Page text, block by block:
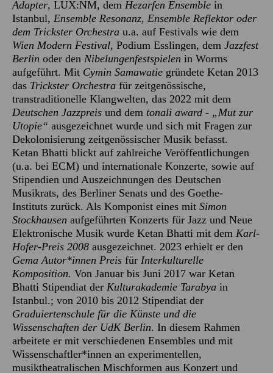
Adapter, LUX:NM, dem Hezarfen Ensemble in
Istanbul, Ensemble Resonanz, Ensemble Reflektor oder
dem Trickster Orchestra u.a. auf Festivals wie dem
Wien Modern Festival, Podium Esslingen, dem Jazzfest
Berlin oder den Nibelungenfestspielen in Worms
aufgeführt. Mit Cymin Samawatie gründete Ketan 2013
das Trickster Orchestra für zeitgenössische,
transtraditionelle Klangwelten, das 2022 mit dem
Deutschen Jazzpreis und dem tonali award - „Mut zur
Utopie“ ausgezeichnet wurde und sich mit Fragen zur
Dekolonisierung zeitgenössischer Musik befasst.
Ketan Bhatti blickt auf zahlreiche Veröffentlichungen
(u.a. bei ECM) und internationale Konzerte, sowie auf
Stipendien und Auszeichnungen des Deutschen
Musikrats, des Berliner Senats und des Goethe-
Instituts zurück. Als Komponist eines mit Simon
Stockhausen aufgeführten Konzerts für Jazz und Neue
Elektronische Musik wurde Ketan Bhatti mit dem Karl-
Hofer-Preis 2008 ausgezeichnet. 2023 erhielt er den
Gema Autor*innen Preis für Interkulturelle
Komposition. Von Januar bis Juni 2017 war Ketan
Bhatti Stipendiat der Kulturakademie Tarabya in
Istanbul.; von 2010 bis 2012 Stipendiat der
Graduiertenschule für die Künste und die
Wissenschaften der UdK Berlin. In diesem Rahmen
arbeitete er mit verschiedenen Ensembles und mit
Wissenschaftler*innen an experimentellen,
musiktheatralischen Mischformen aus Konzert und